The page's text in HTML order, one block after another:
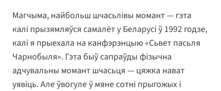
Магчыма, найбольш шчасьлівы момант — гэта
калі прызямляўся самалёт у Беларусі ў 1992 годзе,
калі я прыехала на канфэрэнцыю «Сьвет пасьля
Чарнобыля». Гэта быў сапраўды фізычна
адчувальны момант шчасьця — цяжка нават
уявіць. Але ўвогуле ў мяне сотні прыгожых і